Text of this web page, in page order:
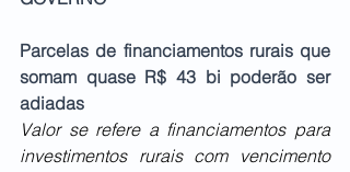
Parcelas de financiamentos rurais que
somam quase R$ 43 bi poderão ser
adiadas
Valor se refere a financiamentos para
investimentos rurais com vencimento